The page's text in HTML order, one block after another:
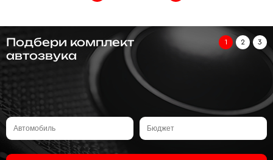
Подбери комплект
автозвука
1 2 3